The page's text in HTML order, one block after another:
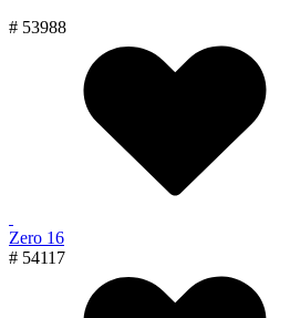
# 53988
Zero 16
# 54117